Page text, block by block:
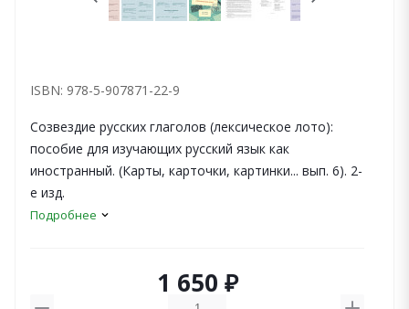
ISBN: 978-5-907871-22-9
Созвездие русских глаголов (лексическое лото):
пособие для изучающих русский язык как
иностранный. (Карты, карточки, картинки... вып. 6). 2-
е изд.
Подробнее
1 650 ₽